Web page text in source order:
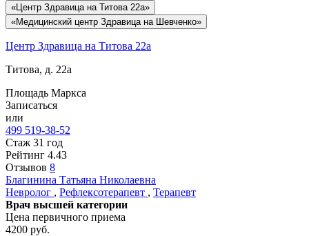
«Центр Здравица на Титова 22а»
«Медицинский центр Здравица на Шевченко»
Центр Здравица на Титова 22а
Титова, д. 22а
Площадь Маркса
Записаться
или
499 519-38-52
Стаж 31 год
Рейтинг 4.43
Отзывов 8
Благинина Татьяна Николаевна
Невролог , Рефлексотерапевт , Терапевт
Врач высшей категории
Цена первичного приема
4200 руб.